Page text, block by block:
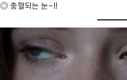
◎ 충혈되는 눈~!!